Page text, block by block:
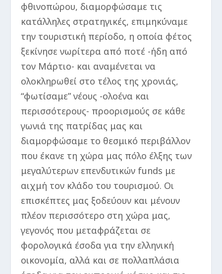
φθινοπώρου, διαμορφώσαμε τις
κατάλληλες στρατηγικές, επιμηκύναμε
την τουριστική περίοδο, η οποία φέτος
ξεκίνησε νωρίτερα από ποτέ -ήδη από
τον Μάρτιο- και αναμένεται να
ολοκληρωθεί στο τέλος της χρονιάς,
“φωτίσαμε” νέους -ολοένα και
περισσότερους- προορισμούς σε κάθε
γωνιά της πατρίδας μας και
διαμορφώσαμε το θεσμικό περιβάλλον
που έκανε τη χώρα μας πόλο έλξης των
μεγαλύτερων επενδυτικών funds με
αιχμή τον κλάδο του τουρισμού. Οι
επισκέπτες μας ξοδεύουν και μένουν
πλέον περισσότερο στη χώρα μας,
γεγονός που μεταφράζεται σε
φορολογικά έσοδα για την ελληνική
οικονομία, αλλά και σε πολλαπλάσια